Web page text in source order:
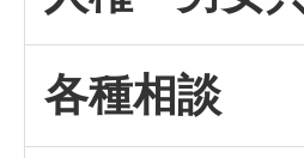
各種相談